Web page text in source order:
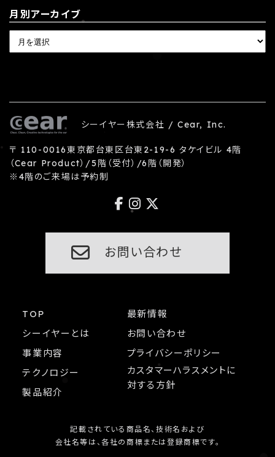
月別アーカイブ
シーイヤー株式会社 / Cear, Inc.
〒 110-0016東京都台東区台東2-19-6 タケイビル 4階
（Cear Product）/5階（受付）/6階（開発）
※4階のご来場は予約制
お問い合わせ
TOP
シーイヤーとは
事業内容
テクノロジー
製品紹介
最新情報
お問い合わせ
プライバシーポリシー
カスタマーハラスメントに
対する方針
記載されている商品名、技術名および
会社名等は、各社の商標または登録商標です。